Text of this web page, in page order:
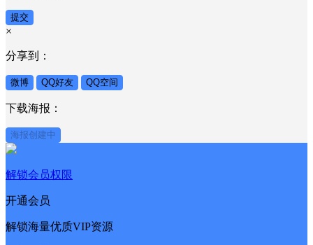
提交
×
分享到：
微博 QQ好友 QQ空间
下载海报：
海报创建中
解锁会员权限
开通会员
解锁海量优质VIP资源